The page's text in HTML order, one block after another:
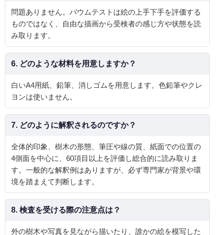
問題ありません。バウムテストは絵の上手下手を評価する
ものではなく、自由な描画から受検者の感じ方や状態を読
み取ります。
6. どのような材料を用意しますか？
白いA4用紙、鉛筆、消しゴムを用意します。色鉛筆やクレ
ヨンは使いません。
7. どのように解釈されるのですか？
全体的印象、樹木の形態、筆圧や線の質、紙面での位置の
4側面を中心に、60項目以上を評価し総合的に読み取りま
す。一般的な解釈例はありますが、必ず専門家が背景や環
境を踏まえて判断します。
8. 検査を受ける際の注意点は？
外の樹木や写真を見ながら描いたり、誰かの絵を模写した